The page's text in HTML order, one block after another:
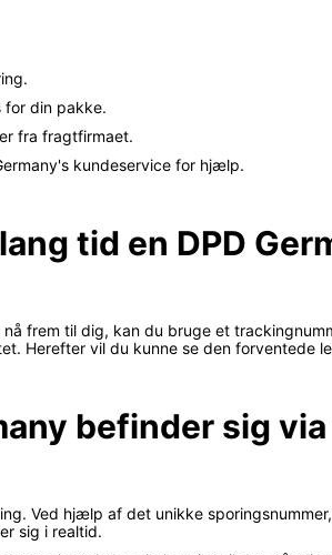
for din pakke.
fra fragtfirmaet.
kundeservice for hjælp.
tid en DPD
frem til dig, kan du bruge et
Herefter vil du kunne se den forventede
befinder sig
Ved hjælp af det unikke
sig i realtid.